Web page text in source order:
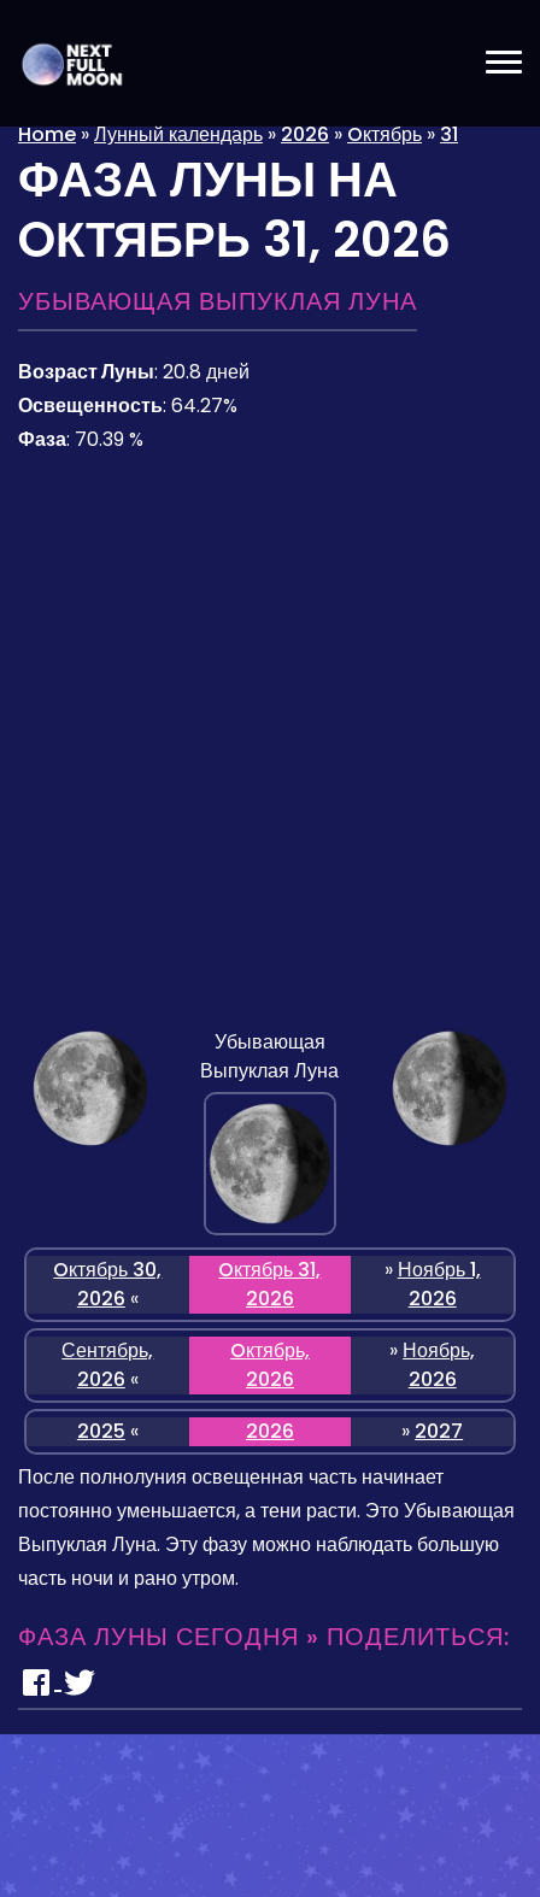
Home»Лунный календарь»2026»Oктябрь»31
ФАЗА ЛУНЫ НА
OКТЯБРЬ 31, 2026
УБЫВАЮЩАЯ ВЫПУКЛАЯ ЛУНА
Возраст Луны: 20.8 дней
Освещенность: 64.27%
Фаза: 70.39 %
Убывающая
Выпуклая Луна
Oктябрь 30,
2026 «
Oктябрь 31,
2026
» Ноябрь 1,
2026
Сентябрь,
2026 «
Oктябрь,
2026
» Ноябрь,
2026
2025 « 2026 » 2027
После полнолуния освещенная часть начинает
постоянно уменьшается, а тени расти. Это Убывающая
Выпуклая Луна. Эту фазу можно наблюдать большую
часть ночи и рано утром.
ФАЗА ЛУНЫ СЕГОДНЯ » ПОДЕЛИТЬСЯ: